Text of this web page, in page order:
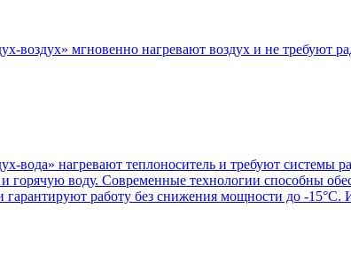
воздух» мгновенно нагревают воздух и не требуют
вода» нагревают теплоноситель и требуют системы
и горячую воду. Современные технологии способны
гарантируют работу без снижения мощности до -